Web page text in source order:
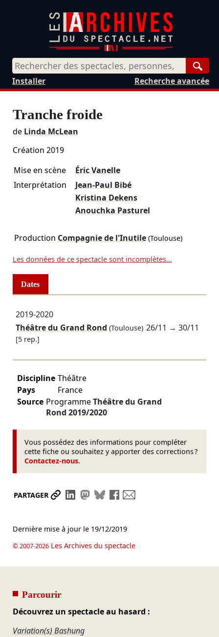
Recherche avancée
Installer
Tranche froide
de Linda McLean
Création 2019
Mise en scène
Éric Vanelle
Interprétation
Jean-Paul Bibé
Kristina Dekens
Anouchka Pasturel
Production Compagnie de l'Inutile(Toulouse)
Les données de ce spectacle sont incomplètes...
Dates
2019-2020
Théâtre du Grand Rond (Toulouse) 26/11 →30/11
[5 rep.]
Discipline Théâtre
Pays
France
Source ProgrammeThéâtre du Grand
Rond 2019/2020
Vous possédez des informations pour compléter
cette fiche ou souhaitez y apporter des corrections ?
Contactez-nous.
PARTAGER Partager le lien
Partager sur LinkedIn
Partager sur Mastodon
Partager sur Bluesky
Partager sur Facebook
Dernière mise à jour le 19/12/2019
© 2007-2026Les Archives du spectacle
Parcourir
Découvrez un spectacle au hasard :
Variation(s) Bashung